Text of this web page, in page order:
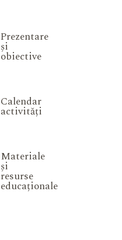
Prezentare
și
obiective
Calendar
activități
Materiale
și
resurse
educaționale